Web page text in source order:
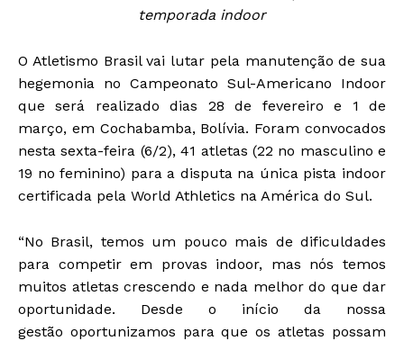
temporada indoor
O Atletismo Brasil vai lutar pela manutenção de sua
hegemonia no Campeonato Sul-Americano Indoor
que será realizado dias 28 de fevereiro e 1 de
março, em Cochabamba, Bolívia. Foram convocados
nesta sexta-feira (6/2), 41 atletas (22 no masculino e
19 no feminino) para a disputa na única pista indoor
certificada pela World Athletics na América do Sul.
“No Brasil, temos um pouco mais de dificuldades
para competir em provas indoor, mas nós temos
muitos atletas crescendo e nada melhor do que dar
oportunidade. Desde o início da nossa
gestão oportunizamos para que os atletas possam